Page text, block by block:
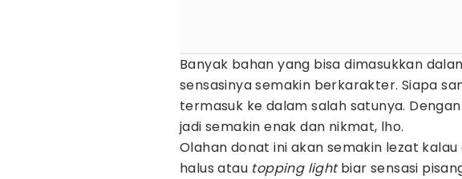
Banyak bahan yang bisa dimasukkan
sensasinya semakin berkarakter. Siapa
termasuk ke dalam salah satunya.
jadi semakin enak dan nikmat, lho.
Olahan donat ini akan semakin lezat
halus atau topping lightbiar sensasi